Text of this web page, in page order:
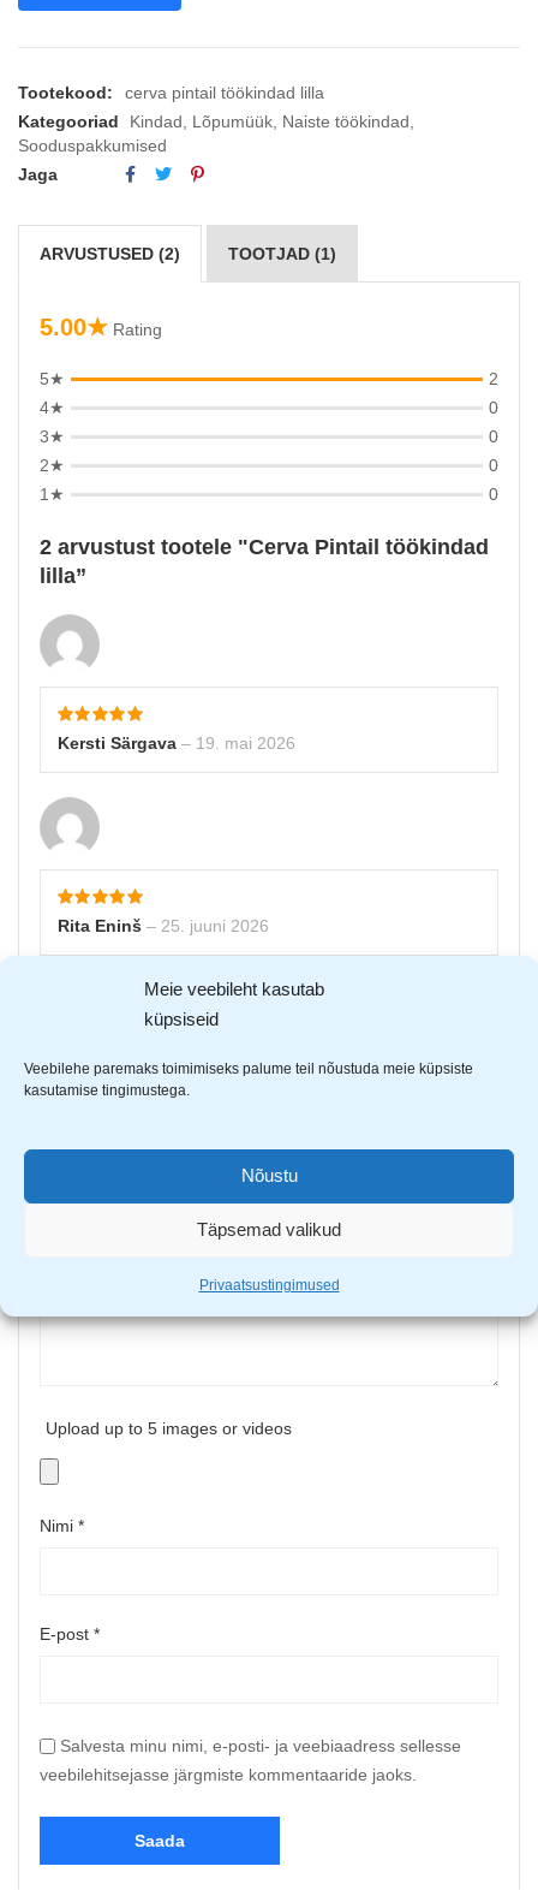
Meie veebileht kasutab
küpsiseid
Veebilehe paremaks toimimiseks palume teil nõustuda meie küpsiste
kasutamise tingimustega.
Nõustu
Täpsemad valikud
Privaatsustingimused
Tootekood:
cerva pintail töökindad lilla
Kategooriad
Kindad Lõpumüük Naiste töökindad
Sooduspakkumised
Jaga
ARVUSTUSED (2) TOOTJAD (1)
5.00★ Rating
5★
2
4★
0
3★
0
2★
0
1★
0
2 arvustust tootele
Cerva Pintail töökindad
lilla
Kersti Särgava – 19. mai 2026
Rita Eninš – 25. juuni 2026
Lisa arvustus
tähistatud*-ga
Sinu arvustus*
Upload up to 5 images or videos
Nimi *
E-post *
Salvesta minu nimi, e-posti- ja veebiaadress sellesse
veebilehitsejasse järgmiste kommentaaride jaoks.